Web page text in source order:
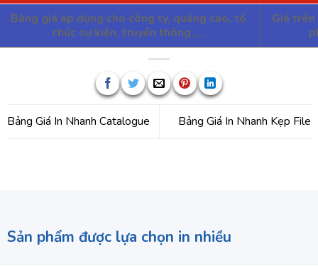
Bảng giá áp dụng cho công ty, quảng cáo, tổ
chức sự kiện, truyền thông,….
Giá trên
Bảng Giá In Nhanh Catalogue Bảng Giá In Nhanh Kẹp File
Sản phẩm được lựa chọn in nhiều